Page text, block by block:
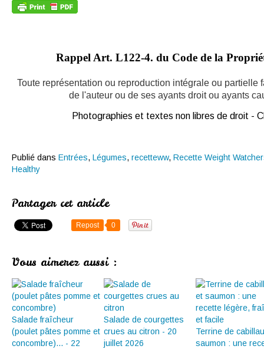
Rappel Art. L122-4. du Code de la
Toute représentation ou reproduction intégrale ou partielle
de l'auteur ou de ses ayants droit ou ayants
Photographies et textes non libres de droit -
Publié dans Entrées, Légumes, recetteww, Recette Weight
Healthy
Partager cet article
Repost 0
Vous aimerez aussi :
Salade fraîcheur
(poulet pâtes pomme et
concombre)... - 22
Salade de courgettes
crues au citron - 20
juillet 2026
Terrine de
saumon : une